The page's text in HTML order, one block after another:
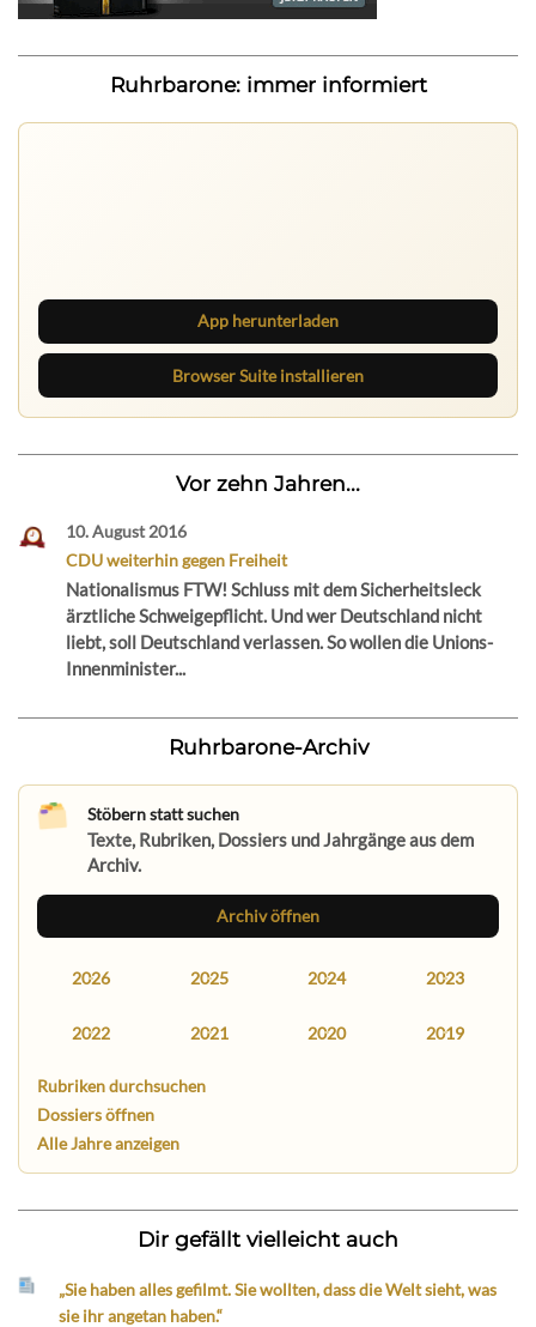
Ruhrbarone: immer informiert
App herunterladen
Browser Suite installieren
Vor zehn Jahren...
10. August 2016
CDU weiterhin gegen Freiheit
Nationalismus FTW! Schluss mit dem Sicherheitsleck
ärztliche Schweigepflicht. Und wer Deutschland nicht
liebt, soll Deutschland verlassen. So wollen die Unions-
Innenminister...
Ruhrbarone-Archiv
Stöbern statt suchen
Texte, Rubriken, Dossiers und Jahrgänge aus dem
Archiv.
Archiv öffnen
2026 2025 2024 2023
2022 2021 2020 2019
Rubriken durchsuchen
Dossiers öffnen
Alle Jahre anzeigen
Dir gefällt vielleicht auch
„Sie haben alles gefilmt. Sie wollten, dass die Welt sieht, was
sie ihr angetan haben.“